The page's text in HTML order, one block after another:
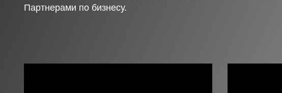
Партнерами по бизнесу.